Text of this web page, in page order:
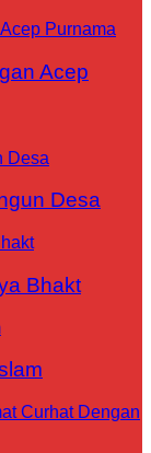
Acep
Desa
Bhakt